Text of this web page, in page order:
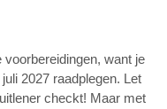
want je
2027 raadplegen. Let
checkt! Maar met